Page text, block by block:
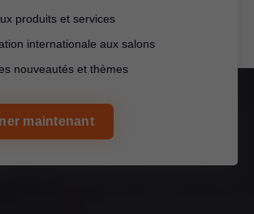
produits et services
internationale aux salons
nouveautés et thèmes
maintenant